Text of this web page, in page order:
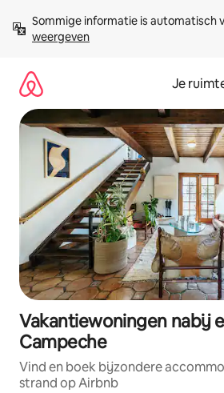
direct
naar
Sommige informatie is automatisch
weergeven
Je
Vakantiewoningen nabij
Campeche
Vind en boek bijzondere
strand op Airbnb